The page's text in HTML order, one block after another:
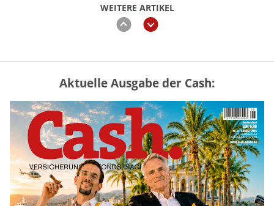
WEITERE ARTIKEL
zurückweiter
Vermieter-Zutritt: Wann Mieter
die Wohnung öffnen müssen
mehr
Goldpreis erreicht Sieben-Wochen-
Hoch nach schwachen US-Jobdaten
mehr
Aktuelle Ausgabe der Cash: